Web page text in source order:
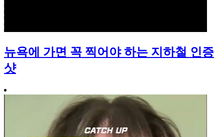
뉴욕에 가면 꼭 찍어야 하는 지하철 인증
샷